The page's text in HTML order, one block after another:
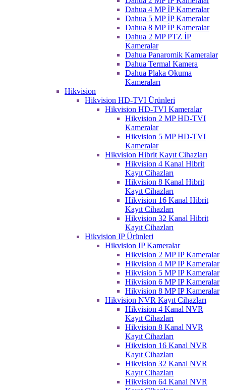
Dahua 4 MP İP Kameralar
Dahua 5 MP İP Kameralar
Dahua 8 MP İP Kameralar
Dahua 2 MP PTZ İP
Kameralar
Dahua Panaromik Kameralar
Dahua Termal Kamera
Dahua Plaka Okuma
Kameraları
Hikvision
Hikvision HD-TVI Ürünleri
Hikvision HD-TVI Kameralar
Hikvision 2 MP HD-TVI
Kameralar
Hikvision 5 MP HD-TVI
Kameralar
Hikvision Hibrit Kayıt Cihazları
Hikvision 4 Kanal Hibrit
Kayıt Cihazları
Hikvision 8 Kanal Hibrit
Kayıt Cihazları
Hikvision 16 Kanal Hibrit
Kayıt Cihazları
Hikvision 32 Kanal Hibrit
Kayıt Cihazları
Hikvision IP Ürünleri
Hikvision IP Kameralar
Hikvision 2 MP IP Kameralar
Hikvision 4 MP IP Kameralar
Hikvision 5 MP IP Kameralar
Hikvision 6 MP IP Kameralar
Hikvision 8 MP IP Kameralar
Hikvision NVR Kayıt Cihazları
Hikvision 4 Kanal NVR
Kayıt Cihazları
Hikvision 8 Kanal NVR
Kayıt Cihazları
Hikvision 16 Kanal NVR
Kayıt Cihazları
Hikvision 32 Kanal NVR
Kayıt Cihazları
Hikvision 64 Kanal NVR